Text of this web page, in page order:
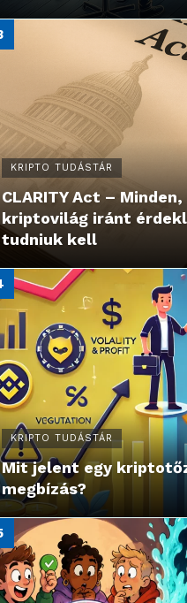
KRIPTO TUDÁSTÁR
CLARITY Act –
kriptovilág iránt
tudniuk kell
KRIPTO TUDÁSTÁR
Mit jelent egy
megbízás?